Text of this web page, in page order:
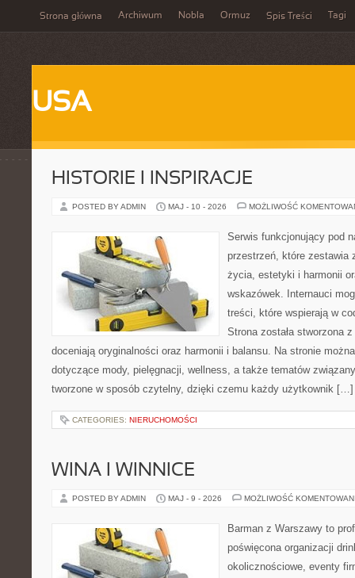
Strona główna Archiwum Nobla Ormuz Spis Treści Tagi
USA
HISTORIE I INSPIRACJE
POSTED BY ADMIN MAJ - 10 - 2026 MOŻLIWOŚĆ
Serwis funkcjonujący pod
przestrzeń, które zestawia
życia, estetyki i harmonii
wskazówek. Internauci
treści, które wspierają w
Strona została stworzona
doceniają oryginalności oraz harmonii i balansu. Na stronie
dotyczące mody, pielęgnacji, wellness, a także tematów
tworzone w sposób czytelny, dzięki czemu każdy użytkownik […]
CATEGORIES: NIERUCHOMOŚCI
WINA I WINNICE
POSTED BY ADMIN MAJ - 9 - 2026 MOŻLIWOŚĆ
Barman z Warszawy to
poświęcona organizacji
okolicznościowe, eventy